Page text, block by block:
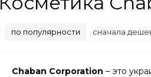
по популярности сначала
Chaban Corporation – это